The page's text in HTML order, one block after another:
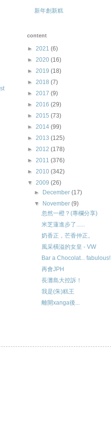
新年創新糕
content
► 2021 (6)
► 2020 (16)
► 2019 (18)
► 2018 (7)
► 2017 (9)
► 2016 (29)
► 2015 (73)
► 2014 (99)
► 2013 (125)
► 2012 (178)
► 2011 (376)
► 2010 (342)
▼ 2009 (26)
►
December(17)
▼
November(9)
忽然一橙？(專欄分享)
米芝蓮進步了......
奶香正，芒香仲正。
風采橫溢的女皇 - VW
Bar a Chocolat... fabulous!
再會JPH
長灘島大控訴！
我是(朱)糕王
離開xanga後...